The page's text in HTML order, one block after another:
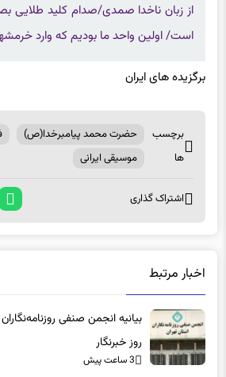
است/ اولین واحد ما بودیم که وارد
ها
موسیقی ایرانی
بیانیه انجمن صنفی
روز خبرنگار
3 ساعت پیش
عبدی، بیضائی یا تقوایی؟